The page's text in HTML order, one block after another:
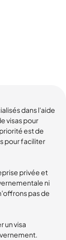
dans l'aide
visas pour
est de
pour faciliter
privée et
ni
pas de
un visa